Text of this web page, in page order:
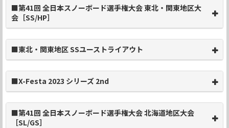
■第41回 全日本スノーボード選手権大会 東北・関東地区大
会［SS/HP］
■東北・関東地区 SSユーストライアウト
■X-Festa 2023 シリーズ 2nd
■第41回 全日本スノーボード選手権大会 北海道地区大会
［SL/GS］